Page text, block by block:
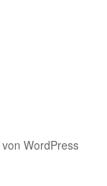
WordPress